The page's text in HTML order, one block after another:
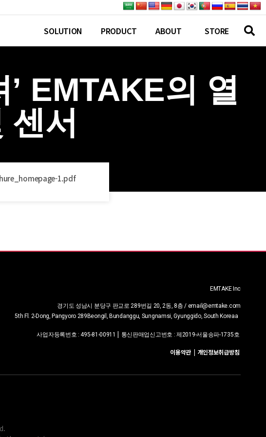
SOLUTION PRODUCT ABOUT STORE
EMTAKE의 열
센서
1.pdf
EMTAKE Inc
경기도 성남시 분당구 판교로 289번길 20, 2동, 8층 / email@emtake.com
5th Fl. 2-Dong, Pangyoro 289Beongil, Bundanggu, Sungnamsi, Gyunggido, South Koreaa
사업자등록번호 :495-81-00911 | 통신판매업신고번호 : 제2019-서울송파-1735호
이용약관 | 개인정보취급방침